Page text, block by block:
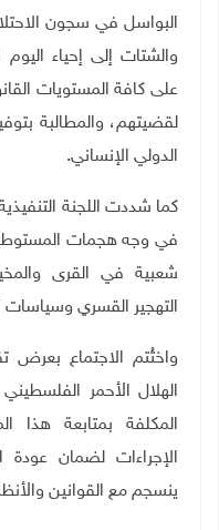
البواسل في سجون
والشتات إلى إحياء
على كافة المستويات
لقضيتهم، والمطالبة
الدولي الإنساني.
كما شددت اللجنة
في وجه هجمات
شعبية في القرى
التهجير القسري وسياسات
واختُتم الاجتماع
الهلال الأحمر
المكلفة بمتابعة
الإجراءات لضمان عودة
ينسجم مع القوانين